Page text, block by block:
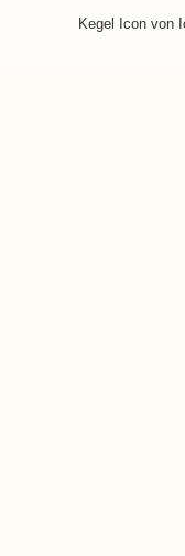
Kegel Icon von